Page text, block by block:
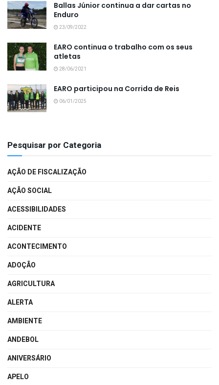
Ballas Júnior continua a dar cartas no
Enduro
23/09/2022
EARO continua o trabalho com os seus
atletas
28/06/2021
EARO participou na Corrida de Reis
06/01/2025
Pesquisar por Categoria
AÇÃO DE FISCALIZAÇÃO
AÇÃO SOCIAL
ACESSIBILIDADES
ACIDENTE
ACONTECIMENTO
ADOÇÃO
AGRICULTURA
ALERTA
AMBIENTE
ANDEBOL
ANIVERSÁRIO
APELO